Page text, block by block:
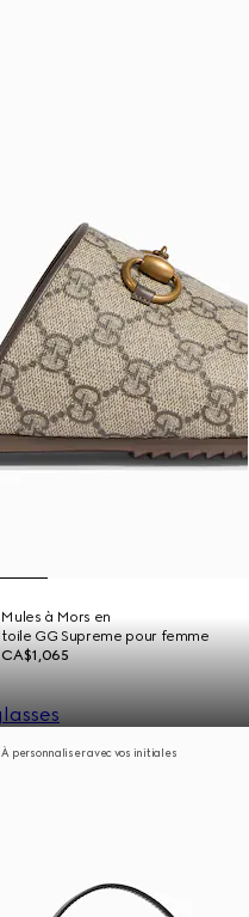
Mules à Mors en
toile GG Supreme pour femme
CA$1,065
À personnaliser avec vos initiales